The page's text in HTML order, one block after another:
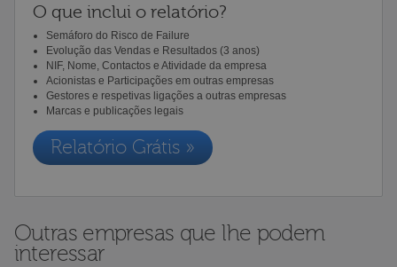
O que inclui o relatório?
Semáforo do Risco de Failure
Evolução das Vendas e Resultados (3 anos)
NIF, Nome, Contactos e Atividade da empresa
Acionistas e Participações em outras empresas
Gestores e respetivas ligações a outras empresas
Marcas e publicações legais
Relatório Grátis »
Outras empresas que lhe podem
interessar